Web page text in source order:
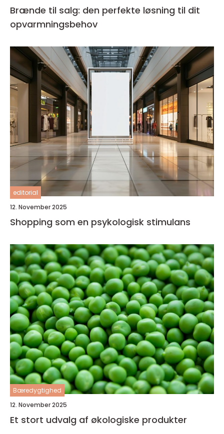
Brænde til salg: den perfekte løsning til dit
opvarmningsbehov
editorial
12. November 2025
Shopping som en psykologisk stimulans
Bæredygtighed
12. November 2025
Et stort udvalg af økologiske produkter